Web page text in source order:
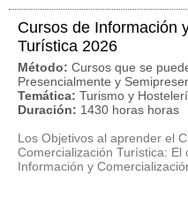
Cursos de Información
Turística 2026
Método: Cursos que se
Presencialmente y
Temática: Turismo y
Duración: 1430 horas horas
Los Objetivos al aprender el
Comercialización Turística:
Información y